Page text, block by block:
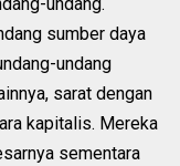
sumber daya
undang
sarat dengan
kapitalis. Mereka
sementara